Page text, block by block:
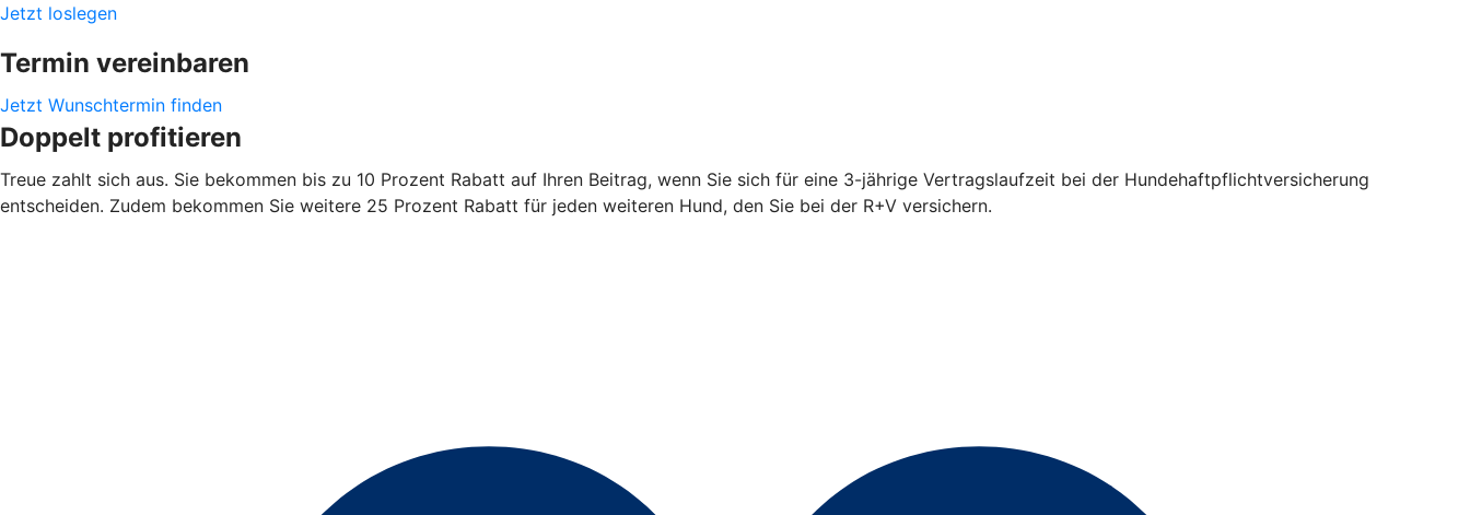
Jetzt loslegen
Termin vereinbaren
Jetzt Wunschtermin finden
Doppelt profitieren
Treue zahlt sich aus. Sie bekommen bis zu 10 Prozent Rabatt auf Ihren Beitrag, wenn Sie sich für eine 3-jährige Vertragslaufzeit bei der Hundehaftpflichtversicherung
entscheiden. Zudem bekommen Sie weitere 25 Prozent Rabatt für jeden weiteren Hund, den Sie bei der R+V versichern.